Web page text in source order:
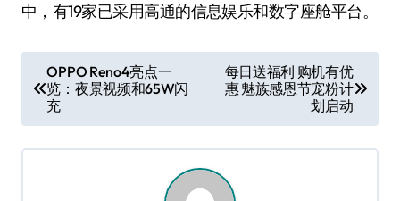
中，有19家已采用高通的信息娱乐和数字座舱平台。
章
导
航
OPPO Reno4亮点一
览：夜景视频和65W闪
充
每日送福利 购机有优
惠 魅族感恩节宠粉计
划启动